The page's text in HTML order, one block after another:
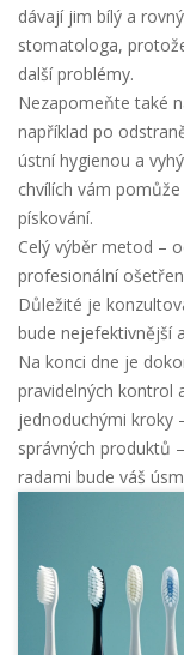
dávají jim bílý a
stomatologa,
další problémy.
Nezapomeňte také
například po
ústní hygienou a
chvílích vám
pískování.
Celý výběr metod –
profesionální
Důležité je
bude nejefektivnější
Na konci dne je
pravidelných kontrol
jednoduchými kroky
správných produktů
radami bude váš